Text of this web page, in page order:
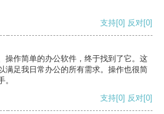
支持[0] 反对[0]
操作简单的办公软件，终于找到了它。这
满足我日常办公的所有需求。操作也很简
支持[0] 反对[0]